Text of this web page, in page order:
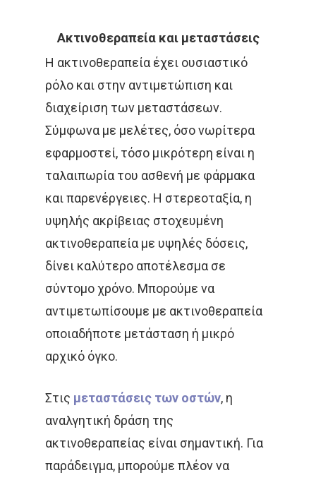
Ακτινοθεραπεία και μεταστάσεις
Η ακτινοθεραπεία έχει ουσιαστικό
ρόλο και στην αντιμετώπιση και
διαχείριση των μεταστάσεων.
Σύμφωνα με μελέτες, όσο νωρίτερα
εφαρμοστεί, τόσο μικρότερη είναι η
ταλαιπωρία του ασθενή με φάρμακα
και παρενέργειες. Η στερεοταξία, η
υψηλής ακρίβειας στοχευμένη
ακτινοθεραπεία με υψηλές δόσεις,
δίνει καλύτερο αποτέλεσμα σε
σύντομο χρόνο. Μπορούμε να
αντιμετωπίσουμε με ακτινοθεραπεία
οποιαδήποτε μετάσταση ή μικρό
αρχικό όγκο.
Στις μεταστάσεις των οστών, η
αναλγητική δράση της
ακτινοθεραπείας είναι σημαντική. Για
παράδειγμα, μπορούμε πλέον να
ΠΌΝΟΣ
ΤΡΊΤΗ ΗΛΙΚΊΑ
ΧΗΜΕΙΟΘΕΡΑΠΕΊΑ
ΌΓΚΟΣ